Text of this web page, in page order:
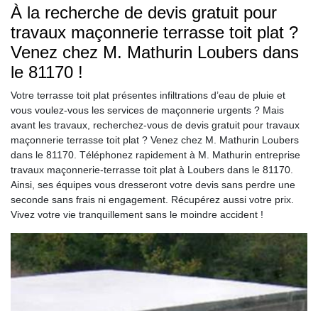
À la recherche de devis gratuit pour
travaux maçonnerie terrasse toit plat ?
Venez chez M. Mathurin Loubers dans
le 81170 !
Votre terrasse toit plat présentes infiltrations d’eau de pluie et
vous voulez-vous les services de maçonnerie urgents ? Mais
avant les travaux, recherchez-vous de devis gratuit pour travaux
maçonnerie terrasse toit plat ? Venez chez M. Mathurin Loubers
dans le 81170. Téléphonez rapidement à M. Mathurin entreprise
travaux maçonnerie-terrasse toit plat à Loubers dans le 81170.
Ainsi, ses équipes vous dresseront votre devis sans perdre une
seconde sans frais ni engagement. Récupérez aussi votre prix.
Vivez votre vie tranquillement sans le moindre accident !